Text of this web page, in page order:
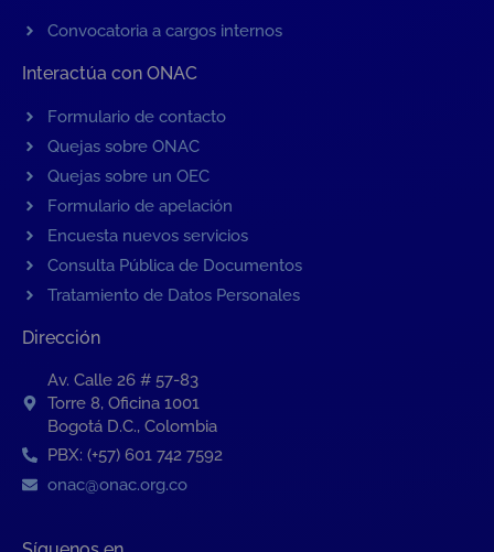
Convocatoria a cargos internos
Interactúa con ONAC
Formulario de contacto
Quejas sobre ONAC
Quejas sobre un OEC
Formulario de apelación
Encuesta nuevos servicios
Consulta Pública de Documentos
Tratamiento de Datos Personales
Dirección
Av. Calle 26 # 57-83
Torre 8, Oficina 1001
Bogotá D.C., Colombia
PBX: (+57) 601 742 7592
onac@onac.org.co